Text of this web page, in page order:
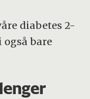
diabetes 2-
bare